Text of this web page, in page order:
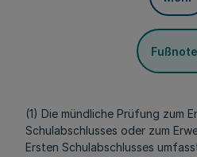
(1) Die mündliche Prüfung zum
Schulabschlusses oder zum
Ersten Schulabschlusses